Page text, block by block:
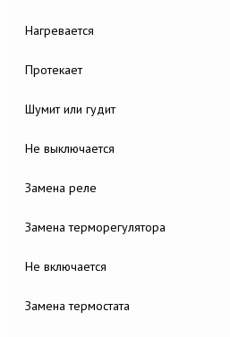
Нагревается
Протекает
Шумит или гудит
Не выключается
Замена реле
Замена терморегулятора
Не включается
Замена термостата